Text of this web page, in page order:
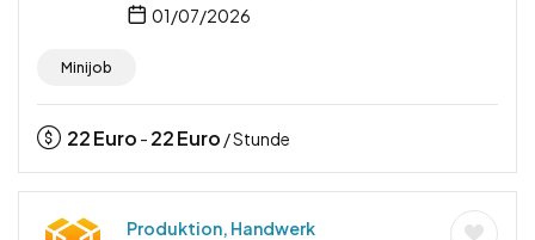
01/07/2026
Minijob
22Euro - 22Euro / Stunde
Produktion, Handwerk